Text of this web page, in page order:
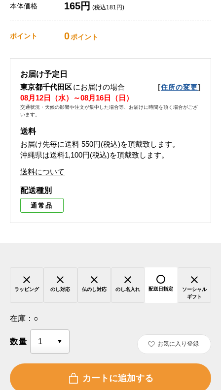
本体価格 165円 (税込181円)
ポイント 0ポイント
お届け予定日
東京都千代田区にお届けの場合 [住所の変更]
08月12日（水）～08月16日（日）
交通状況・天候の影響や注文が集中した場合等、お届けに時間を頂く場合がござ
います。
送料
お届け先毎に送料 550円(税込)を頂戴致します。
沖縄県は送料1,100円(税込)を頂戴致します。
送料について
配送種別
通常品
ラッピング のし対応 仏のし対応 のし名入れ 配送日指定
ソーシャル
ギフト
在庫： ○
数量 お気に入り登録